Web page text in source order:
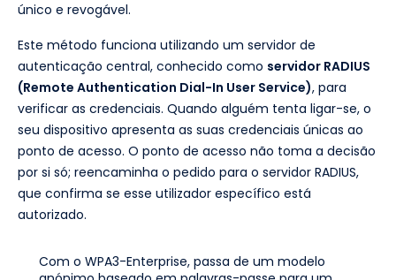
único e revogável.
Este método funciona utilizando um servidor de
autenticação central, conhecido como servidor RADIUS
(Remote Authentication Dial-In User Service), para
verificar as credenciais. Quando alguém tenta ligar-se, o
seu dispositivo apresenta as suas credenciais únicas ao
ponto de acesso. O ponto de acesso não toma a decisão
por si só; reencaminha o pedido para o servidor RADIUS,
que confirma se esse utilizador específico está
autorizado.
Com o WPA3-Enterprise, passa de um modelo